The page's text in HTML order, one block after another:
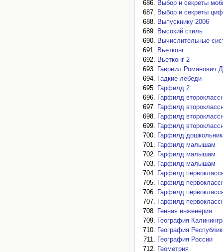
Выбор и секреты
Выбор и секреты
Выпускнику 2006
Высокий стиль
Вычислительные
Вьетконг
Вьетконг 2
Гавриил Романович
Гадкие лебеди
Гарфилд 2
Гарфилд
Гарфилд
Гарфилд
Гарфилд
Гарфилд
Гарфилд малышам
Гарфилд малышам
Гарфилд малышам
Гарфилд
Гарфилд
Гарфилд
Гарфилд
Генная инженерия
География
География
География России
Геометрия